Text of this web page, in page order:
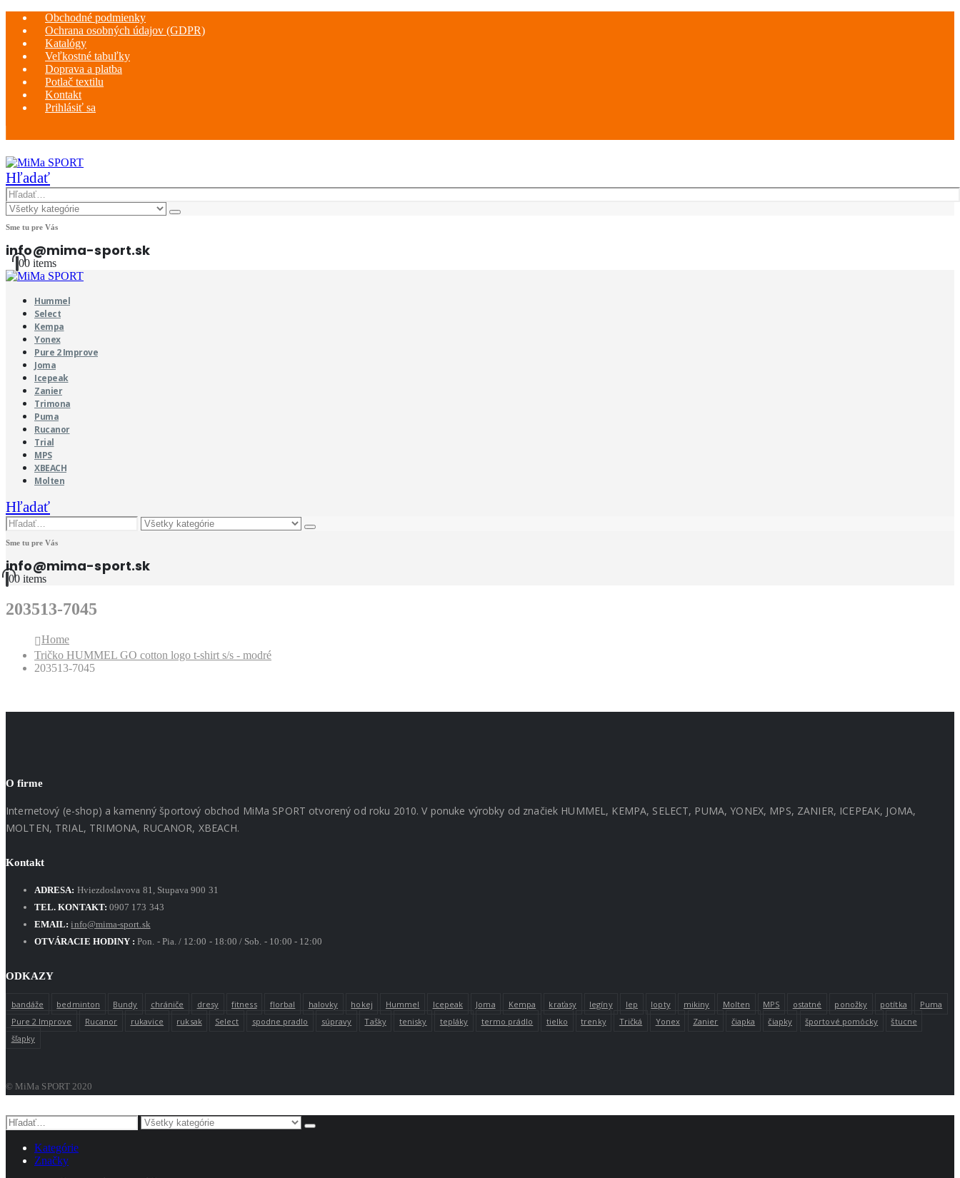
Obchodné podmienky
Ochrana osobných údajov (GDPR)
Katalógy
Veľkostné tabuľky
Doprava a platba
Potlač textilu
Kontakt
Prihlásiť sa
Hľadať
Sme tu pre Vás
info@mima-sport.sk
00 items
Hummel
Select
Kempa
Yonex
Pure 2 Improve
Joma
Icepeak
Zanier
Trimona
Puma
Rucanor
Trial
MPS
XBEACH
Molten
Hľadať
Sme tu pre Vás
info@mima-sport.sk
00 items
203513-7045
Home
Tričko HUMMEL GO cotton logo t-shirt s/s - modré
203513-7045
O firme
Internetový (e-shop) a kamenný športový obchod MiMa SPORT otvorený od roku 2010. V ponuke výrobky od značiek HUMMEL, KEMPA, SELECT, PUMA, YONEX, MPS, ZANIER, ICEPEAK, JOMA,
MOLTEN, TRIAL, TRIMONA, RUCANOR, XBEACH.
Kontakt
ADRESA: Hviezdoslavova 81, Stupava 900 31
TEL. KONTAKT: 0907 173 343
EMAIL: info@mima-sport.sk
OTVÁRACIE HODINY : Pon. - Pia. / 12:00 - 18:00 / Sob. - 10:00 - 12:00
ODKAZY
bandáže bedminton Bundy chrániče dresy fitness florbal halovky hokej Hummel Icepeak Joma Kempa kraťasy legíny lep lopty mikiny Molten MPS ostatné ponožky potítka
Puma
Pure 2 Improve
Rucanor rukavice ruksak Select spodne pradlo súpravy Tašky tenisky tepláky termo prádlo tielko trenky Tričká Yonex Zanier čiapka čiapky športové pomôcky
štucne
šľapky
© MiMa SPORT 2020
Kategórie
Značky